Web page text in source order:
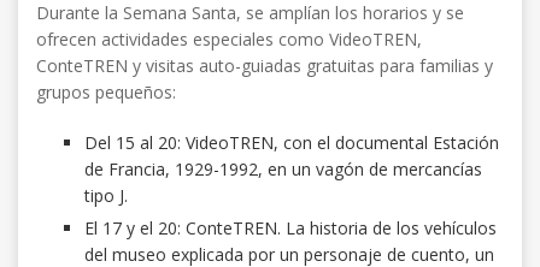
Durante la Semana Santa, se amplían los horarios y se
ofrecen actividades especiales como VideoTREN,
ConteTREN y visitas auto-guiadas gratuitas para familias y
grupos pequeños:
Del 15 al 20: VideoTREN, con el documental Estación
de Francia, 1929-1992, en un vagón de mercancías
tipo J.
El 17 y el 20: ConteTREN. La historia de los vehículos
del museo explicada por un personaje de cuento, un